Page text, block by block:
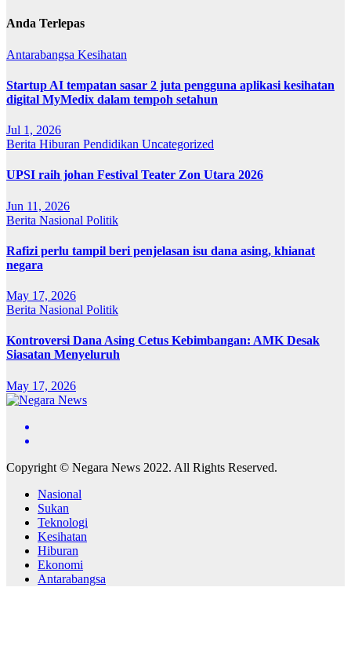
Anda Terlepas
Antarabangsa Kesihatan
Startup AI tempatan sasar 2 juta pengguna aplikasi kesihatan
digital MyMedix dalam tempoh setahun
Jul 1, 2026
Berita Hiburan Pendidikan Uncategorized
UPSI raih johan Festival Teater Zon Utara 2026
Jun 11, 2026
Berita Nasional Politik
Rafizi perlu tampil beri penjelasan isu dana asing, khianat
negara
May 17, 2026
Berita Nasional Politik
Kontroversi Dana Asing Cetus Kebimbangan: AMK Desak
Siasatan Menyeluruh
May 17, 2026
Copyright © Negara News 2022. All Rights Reserved.
Nasional
Sukan
Teknologi
Kesihatan
Hiburan
Ekonomi
Antarabangsa